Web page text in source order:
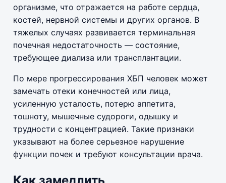
организме, что отражается на работе сердца,
костей, нервной системы и других органов. В
тяжелых случаях развивается терминальная
почечная недостаточность — состояние,
требующее диализа или трансплантации.
По мере прогрессирования ХБП человек может
замечать отеки конечностей или лица,
усиленную усталость, потерю аппетита,
тошноту, мышечные судороги, одышку и
трудности с концентрацией. Такие признаки
указывают на более серьезное нарушение
функции почек и требуют консультации врача.
Как замедлить